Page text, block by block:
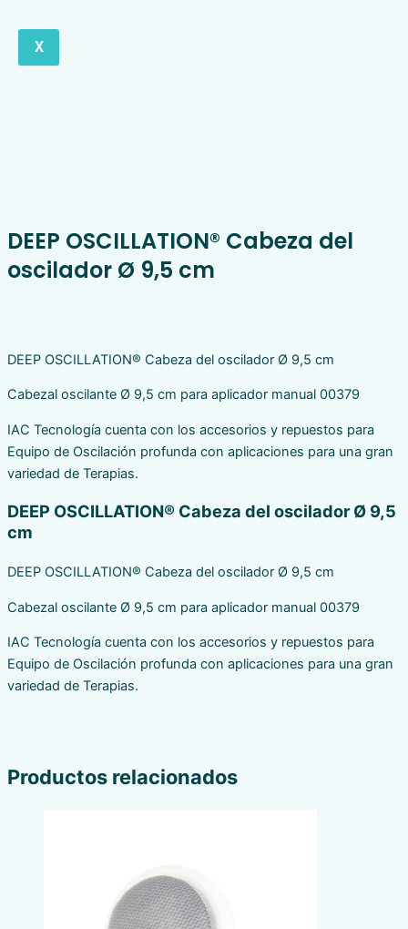
X
DEEP OSCILLATION® Cabeza del
oscilador Ø 9,5 cm
DEEP OSCILLATION® Cabeza del oscilador Ø 9,5 cm
Cabezal oscilante Ø 9,5 cm para aplicador manual 00379
IAC Tecnología cuenta con los accesorios y repuestos para
Equipo de Oscilación profunda con aplicaciones para una gran
variedad de Terapias.
DEEP OSCILLATION® Cabeza del oscilador Ø 9,5
cm
DEEP OSCILLATION® Cabeza del oscilador Ø 9,5 cm
Cabezal oscilante Ø 9,5 cm para aplicador manual 00379
IAC Tecnología cuenta con los accesorios y repuestos para
Equipo de Oscilación profunda con aplicaciones para una gran
variedad de Terapias.
Productos relacionados